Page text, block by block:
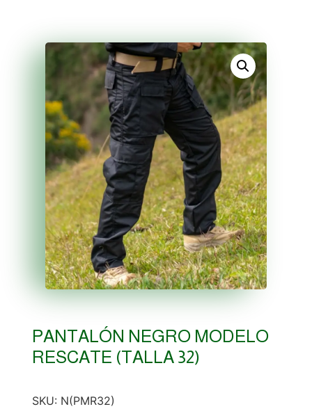
PANTALÓN NEGRO MODELO
RESCATE (TALLA 32)
SKU: N(PMR32)